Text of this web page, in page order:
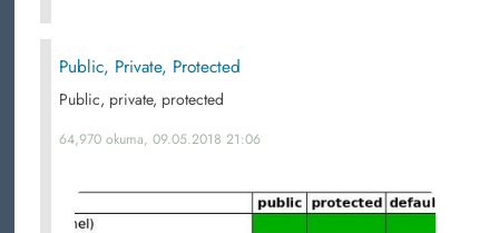
Public, Private, Protected
Public, private, protected
64,970 okuma, 09.05.2018 21:06